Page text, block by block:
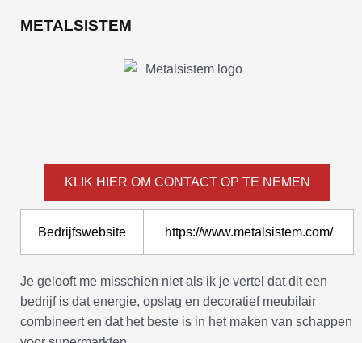
METALSISTEM
KLIK HIER OM CONTACT OP TE NEMEN
Bedrijfswebsite https://www.metalsistem.com/
Je gelooft me misschien niet als ik je vertel dat dit een
bedrijf is dat energie, opslag en decoratief meubilair
combineert en dat het beste is in het maken van schappen